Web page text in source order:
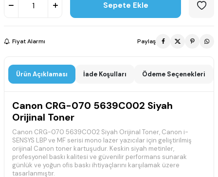
Sepete Ekle
Fiyat Alarmı Paylaş
Ürün Açıklaması İade Koşulları Ödeme Seçenekleri
Canon CRG-070 5639C002 Siyah
Orijinal Toner
Canon CRG-070 5639C002 Siyah Orijinal Toner, Canon i-
SENSYS LBP ve MF serisi mono lazer yazıcılar için geliştirilmiş
orijinal Canon toner kartuşudur. Keskin siyah metinler,
profesyonel baskı kalitesi ve güvenilir performans sunarak
günlük ve yoğun ofis baskı ihtiyaçlarını karşılamak üzere
tasarlanmıştır.